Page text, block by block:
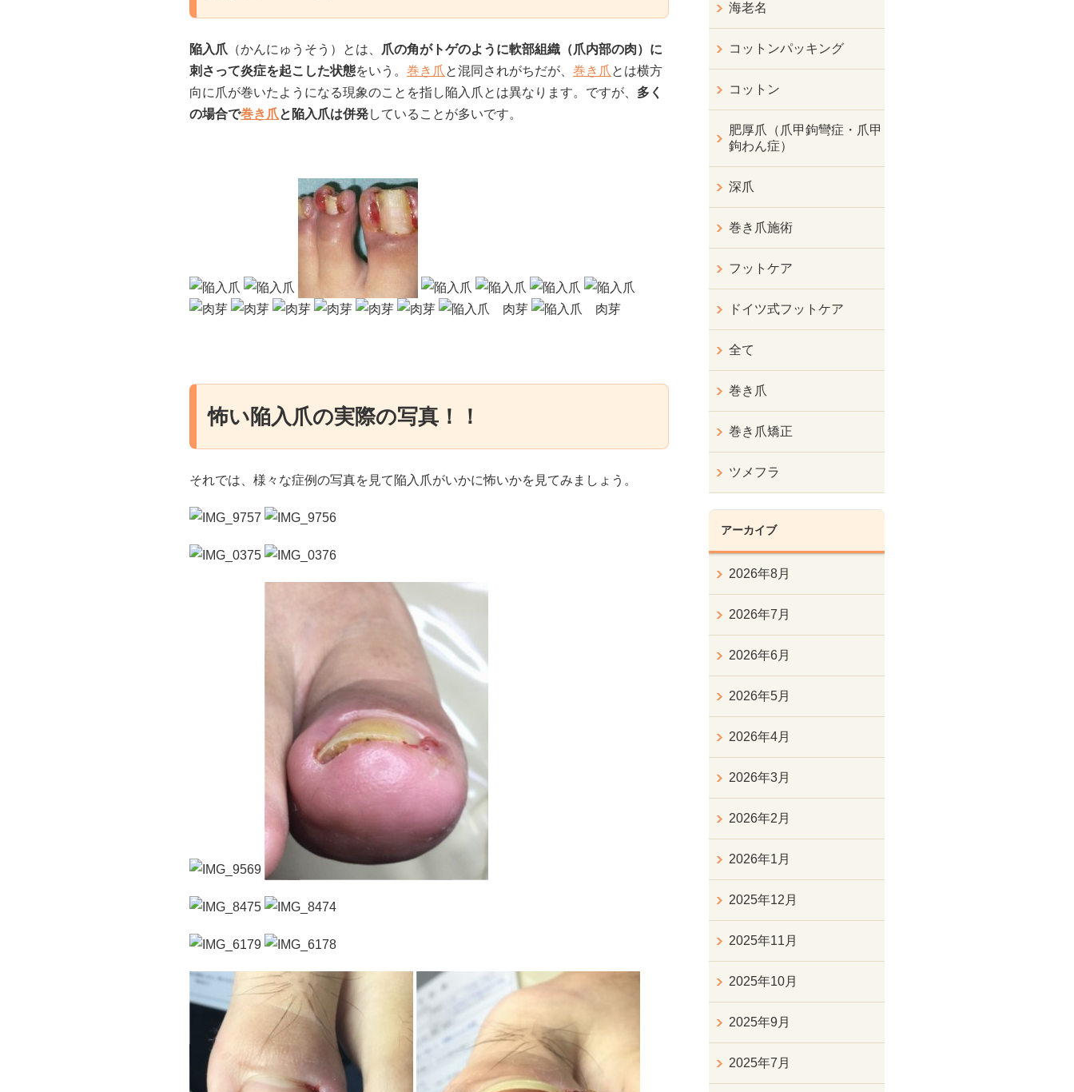
陥入爪 （かんにゅうそう）とは、
爪の角がトゲのように軟部組織（爪内部の肉）に
刺さって炎症を起こした状態をいう。 巻き爪 と混同されがちだが、 巻き爪 とは横方
向に爪が巻いたようになる現象のことを指し陥入爪とは異なります。ですが、 多く
の場合で巻き爪と陥入爪は併発していることが多いです。
怖い陥入爪の実際の写真！！
それでは、様々な症例の写真を見て陥入爪がいかに怖いかを見てみましょう。
海老名
コットンパッキング
コットン
肥厚爪（爪甲鉤彎症・爪甲
鉤わん症）
深爪
巻き爪施術
フットケア
ドイツ式フットケア
全て
巻き爪
巻き爪矯正
ツメフラ
アーカイブ
2026年8月
2026年7月
2026年6月
2026年5月
2026年4月
2026年3月
2026年2月
2026年1月
2025年12月
2025年11月
2025年10月
2025年9月
2025年7月